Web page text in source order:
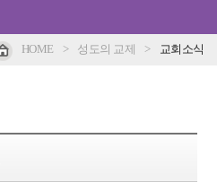
HOME > 성도의 교제 > 교회소식